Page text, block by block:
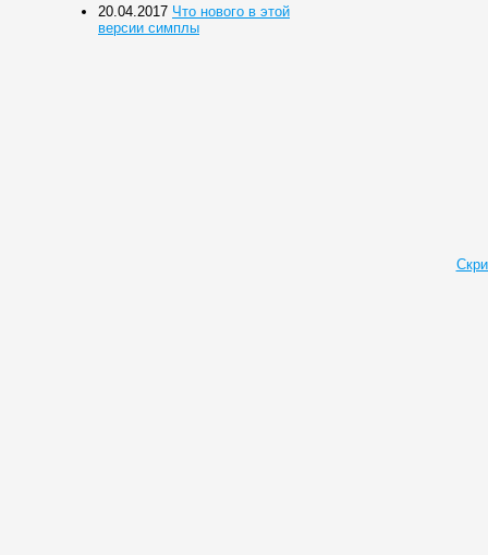
20.04.2017 Что нового в этой
версии симплы